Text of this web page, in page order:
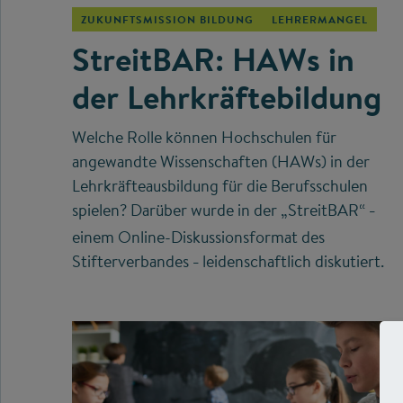
ZUKUNFTSMISSION BILDUNG LEHRERMANGEL
StreitBAR: HAWs in
der Lehrkräftebildung
Welche Rolle können Hochschulen für
angewandte Wissenschaften (HAWs) in der
Lehrkräfteausbildung für die Berufsschulen
spielen? Darüber wurde in der „StreitBAR“ –
einem Online-Diskussionsformat des
Stifterverbandes – leidenschaftlich diskutiert.